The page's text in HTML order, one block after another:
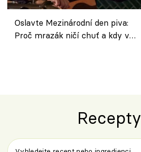
Oslavte Mezinárodní den piva:
Proč mrazák ničí chuť a kdy v
Recepty